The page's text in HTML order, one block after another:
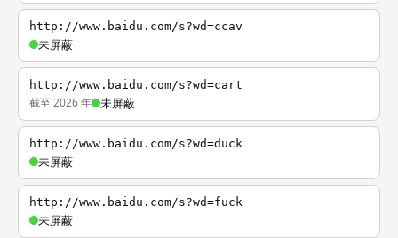
http://www.baidu.com/s?wd=ccav
未屏蔽
http://www.baidu.com/s?wd=cart
截至 2026 年 未屏蔽
http://www.baidu.com/s?wd=duck
未屏蔽
http://www.baidu.com/s?wd=fuck
未屏蔽